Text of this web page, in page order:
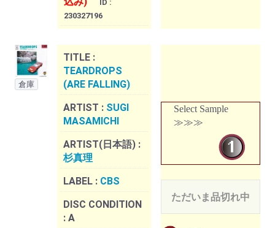
ID :
230327196
倉庫
TITLE :
TEARDROPS
(ARE FALLING)
ARTIST : SUGI
MASAMICHI
ARTIST(日本語) :
杉真理
LABEL : CBS
DISC CONDITION
: A
Select Sample
≫≫≫
ただいま品切れ中